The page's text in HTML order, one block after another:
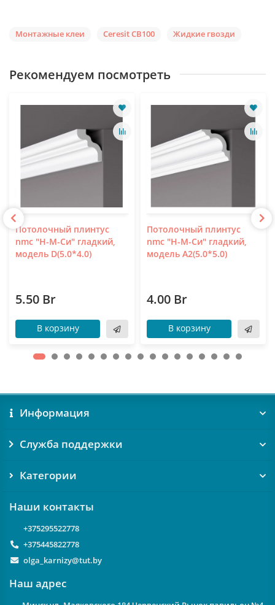
Монтажные клеи Ceresit CB100 Жидкие гвозди
Рекомендуем посмотреть
Потолочный плинтус
nmc "Н-М-Си" гладкий,
модель D(5.0*4.0)
5.50 Br
В корзину
Потолочный плинтус
nmc "Н-М-Си" гладкий,
модель A2(5.0*5.0)
4.00 Br
В корзину
Информация
Служба поддержки
Категории
Наши контакты
+375295522778
+375445822778
olga_karnizy@tut.by
Наш адрес